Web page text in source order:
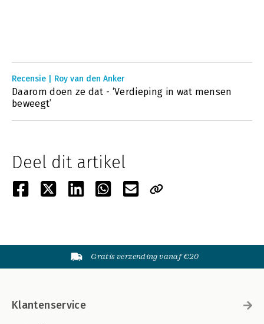
Recensie | Roy van den Anker
Daarom doen ze dat - ‘Verdieping in wat mensen
beweegt’
Deel dit artikel
Gratis verzending vanaf €20
Klantenservice